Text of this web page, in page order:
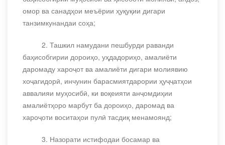
омор ва санадҳои меъёрии ҳуқуқии дигари
танзимкунандаи соҳа;
2. Ташкил намудани пешбурди раванди
баҳисобгирии дороиҳо, уҳдадориҳо, амалиёти
даромаду хароҷот ва амалиёти дигари молиявию
хоҷагидорӣ, инчунин барасмиятдарории ҳуҷҷатҳои
аввалияи муҳосибӣ, ки воқеияти анҷомдиҳии
амалиётҳоро марбут ба дороиҳо, даромад ва
хароҷоти воситаҳои пулӣ тасдиқ менамоянд;
3. Назорати истифодаи босамар ва